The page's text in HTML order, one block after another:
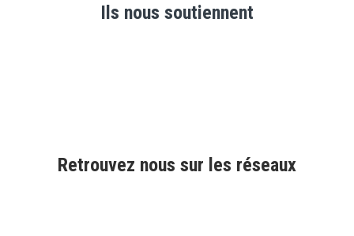
Ils nous soutiennent
Retrouvez nous sur les réseaux